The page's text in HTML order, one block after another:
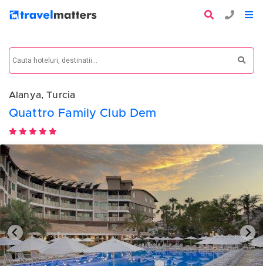
Alanya, Turcia
Quattro Family Club Dem